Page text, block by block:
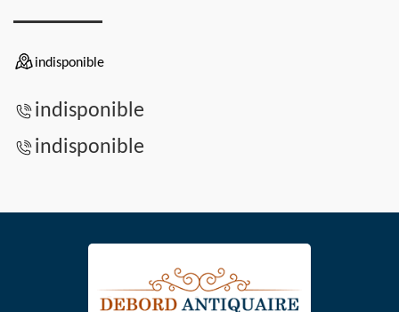
indisponible
indisponible
indisponible